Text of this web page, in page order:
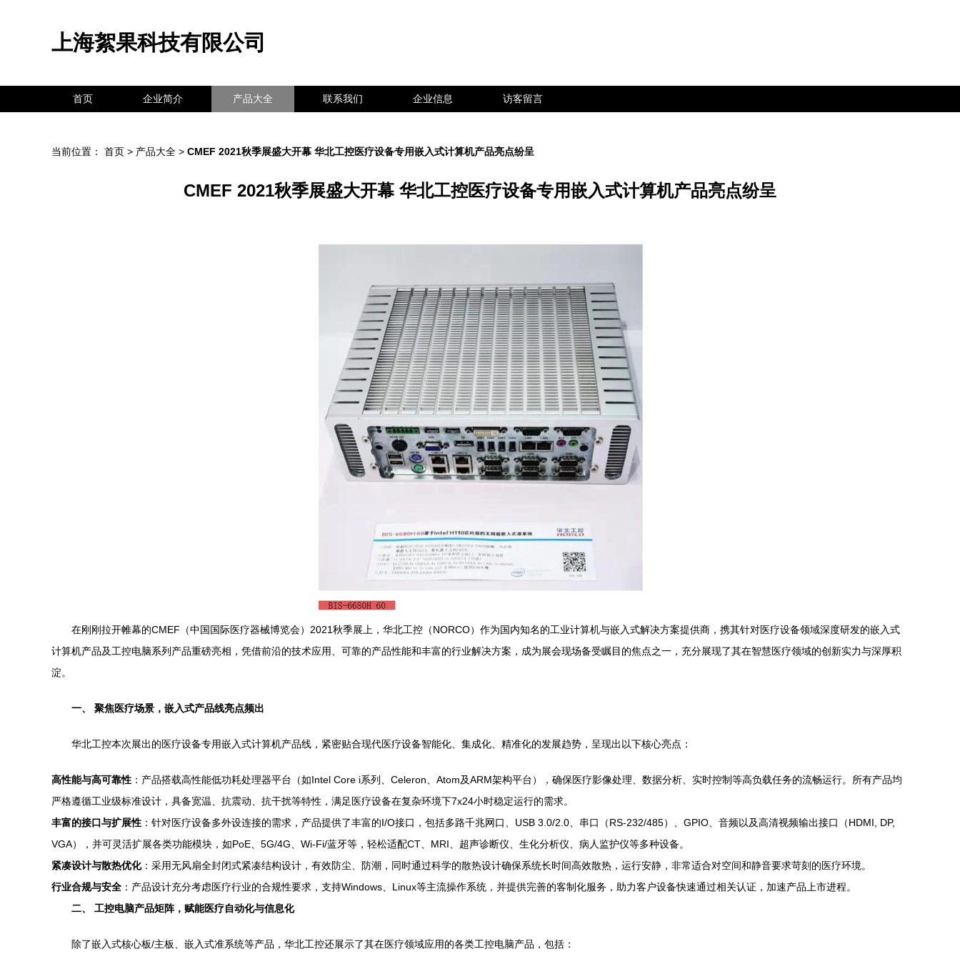
上海絮果科技有限公司
首页 企业简介 产品大全 联系我们 企业信息 访客留言
当前位置： 首页 > 产品大全 > CMEF 2021秋季展盛大开幕 华北工控医疗设备专用嵌入式计算机产品亮点纷呈
CMEF 2021秋季展盛大开幕 华北工控医疗设备专用嵌入式计算机产品亮点纷呈
在刚刚拉开帷幕的CMEF（中国国际医疗器械博览会）2021秋季展上，华北工控（NORCO）作为国内知名的工业计算机与嵌入式解决方案提供商，携其针对医疗设备领域深度研发的嵌入式
计算机产品及工控电脑系列产品重磅亮相，凭借前沿的技术应用、可靠的产品性能和丰富的行业解决方案，成为展会现场备受瞩目的焦点之一，充分展现了其在智慧医疗领域的创新实力与深厚积
淀。
一、 聚焦医疗场景，嵌入式产品线亮点频出
华北工控本次展出的医疗设备专用嵌入式计算机产品线，紧密贴合现代医疗设备智能化、集成化、精准化的发展趋势，呈现出以下核心亮点：
高性能与高可靠性 ：产品搭载高性能低功耗处理器平台（如Intel Core i系列、Celeron、Atom及ARM架构平台），确保医疗影像处理、数据分析、实时控制等高负载任务的流畅运行。所有产品均
严格遵循工业级标准设计，具备宽温、抗震动、抗干扰等特性，满足医疗设备在复杂环境下7x24小时稳定运行的需求。
丰富的接口与扩展性 ：针对医疗设备多外设连接的需求，产品提供了丰富的I/O接口，包括多路千兆网口、USB 3.0/2.0、串口（RS-232/485）、GPIO、音频以及高清视频输出接口（HDMI, DP,
VGA），并可灵活扩展各类功能模块，如PoE、5G/4G、Wi-Fi/蓝牙等，轻松适配CT、MRI、超声诊断仪、生化分析仪、病人监护仪等多种设备。
紧凑设计与散热优化：采用无风扇全封闭式紧凑结构设计，有效防尘、防潮，同时通过科学的散热设计确保系统长时间高效散热，运行安静，非常适合对空间和静音要求苛刻的医疗环境。
行业合规与安全 ：产品设计充分考虑医疗行业的合规性要求，支持Windows、Linux等主流操作系统，并提供完善的客制化服务，助力客户设备快速通过相关认证，加速产品上市进程。
二、 工控电脑产品矩阵，赋能医疗自动化与信息化
除了嵌入式核心板/主板、嵌入式准系统等产品，华北工控还展示了其在医疗领域应用的各类工控电脑产品，包括：